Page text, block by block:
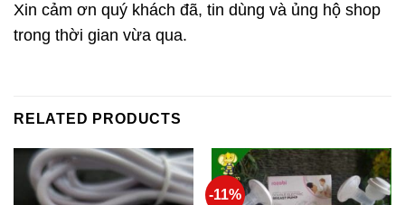
Xin cảm ơn quý khách đã, tin dùng và ủng hộ shop
trong thời gian vừa qua.
RELATED PRODUCTS
-11%